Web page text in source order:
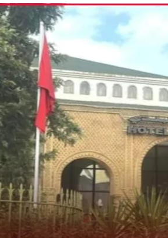
فيها بصيغة أخرى 10:29 الجيش الملكي
وملف “ماء القصبة” يفجّر الأوضاع